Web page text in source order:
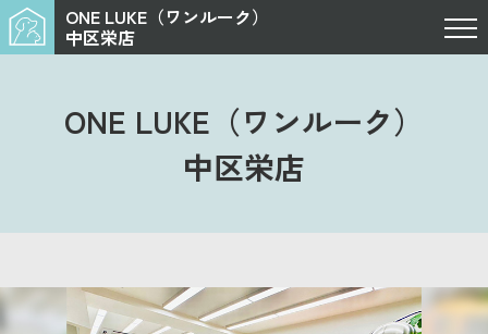
ONE LUKE（ワンルーク）
中区栄店
ONE LUKE（ワンルーク）
中区栄店